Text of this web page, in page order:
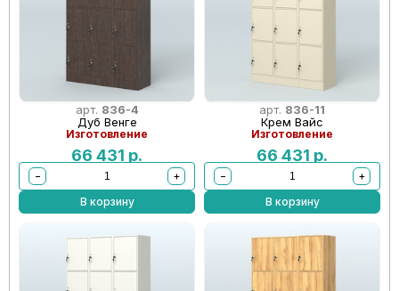
арт. 836-4
Дуб Венге
Изготовление
66 431 р.
−
+
В корзину
арт. 836-11
Крем Вайс
Изготовление
66 431 р.
−
+
В корзину